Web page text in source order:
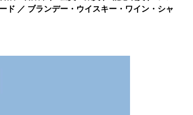
ド ／ ブランデー・ウイスキー・ワイン・シャ